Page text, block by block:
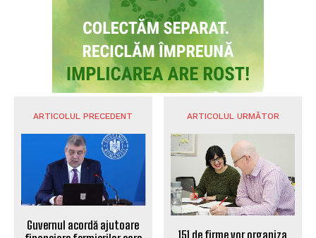
ARTICOLUL PRECEDENT
Guvernul acordă ajutoare
ARTICOLUL URMĂTOR
151 de firme vor organiza